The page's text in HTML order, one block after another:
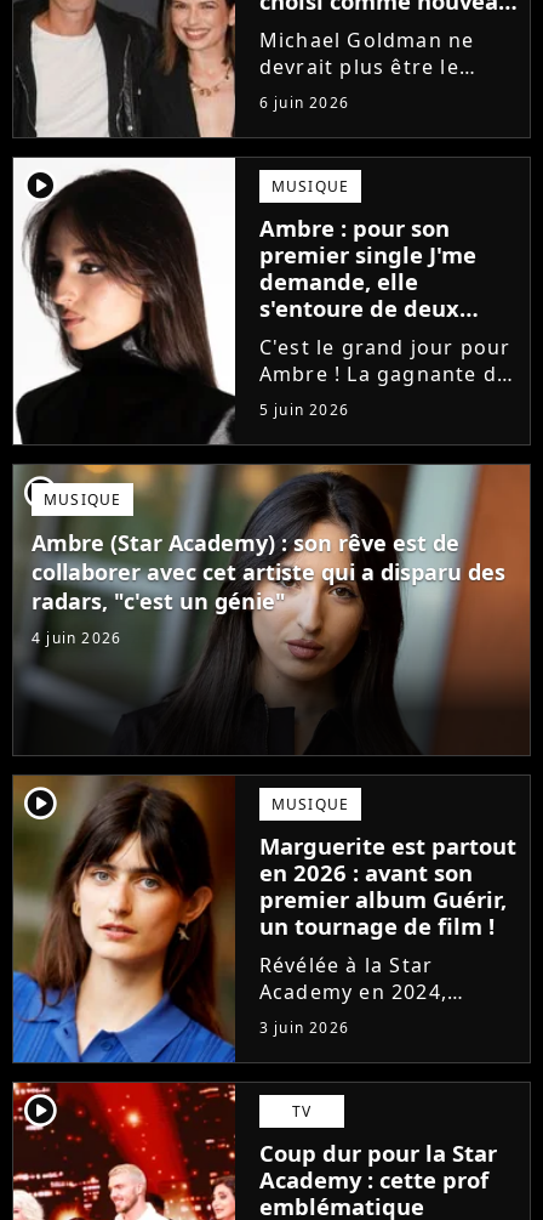
directeur ?
Michael Goldman ne
devrait plus être le
directeur de la Star
Academy lors de la
saison 2026. Et pour lui
succéder, c'est un
ancien gagnant de
l'émission de TF1 qui
sera aujourd'hui...
6 juin 2026
player2 MUSIQUE
Ambre : pour son
premier single J'me
demande, elle
s'entoure de deux
proches de Slimane
C'est le grand jour pour
Ambre ! La gagnante de
la Star Academy fait ses
premiers pas dans
l'industrie en publiant
J'me demande, un
premier single que la
chanteuse a
confectionné avec...
5 juin 2026
player2MUSIQUE
Ambre (Star Academy) : son rêve est de
collaborer avec cet artiste qui a disparu des
radars, "c'est un génie"
4 juin 2026
player2 MUSIQUE
Marguerite est partout
en 2026 : avant son
premier album Guérir,
un tournage de film !
Révélée à la Star
Academy en 2024,
Marguerite officialise
l'arrivée pour l'automne
de son premier album
Guérir. En parallèle, la
chanteuse et
comédienne rejoindra
Laura Felpin, Harpo...
3 juin 2026
player2 TV
Coup dur pour la Star
Academy : cette prof
emblématique